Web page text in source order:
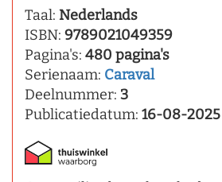
Taal: Nederlands
ISBN: 9789021049359
Pagina's: 480 pagina's
Serienaam: Caraval
Deelnummer: 3
Publicatiedatum: 16-08-2025